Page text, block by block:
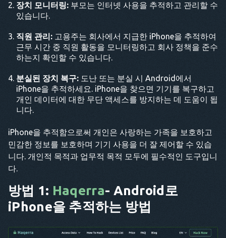
장치 모니터링: 부모는 인터넷 사용을 추적하고 관리할 수
있습니다.
직원 관리: 고용주는 회사에서 지급한 iPhone을 추적하여
근무 시간 중 직원 활동을 모니터링하고 회사 정책을 준수
하는지 확인할 수 있습니다.
분실된 장치 복구: 도난 또는 분실 시 Android에서
iPhone을 추적하세요. iPhone을 찾으면 기기를 복구하고
개인 데이터에 대한 무단 액세스를 방지하는 데 도움이 됩
니다.
iPhone을 추적함으로써 개인은 사랑하는 가족을 보호하고
민감한 정보를 보호하며 기기 사용을 더 잘 제어할 수 있습
니다. 개인적 목적과 업무적 목적 모두에 필수적인 도구입니
다.
방법 1: Haqerra- Android로
iPhone을 추적하는 방법